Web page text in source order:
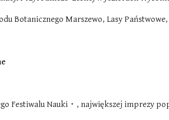
Botanicznego Marszewo, Lasy
Festiwalu Nauki・, największej imprezy